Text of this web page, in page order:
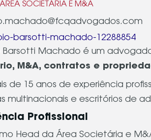
SOCIETÁRIA E M&A
barsotti-machado-12288854
Barsotti Machado é um
M&A, contratos e
de 15 anos de experiência
multinacionais e escritórios de
Profissional
Head da Área Societária e